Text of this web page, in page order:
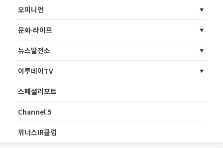
오피니언
문화·라이프
뉴스발전소
이투데이TV
스페셜리포트
Channel 5
위너스IR클럽